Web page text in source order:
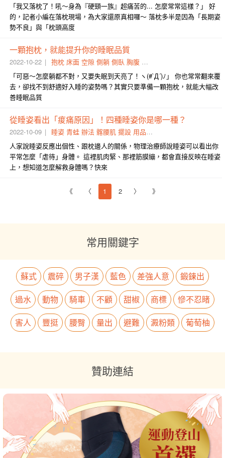
「我又落枕了！吼～身為『硬頸一族』超痛苦的... 怎麼常常這樣？」 好
的，記者小編在落枕現場，為大家還原真相囉～ 落枕​多半​是因為「長期姿
勢不良」與「枕頭高度
一顆抱枕，就能提升你的睡眠品質
2022-10-22 抱枕 床面 空隙 側躺 側臥 胸腹 圓筒狀
「可惡～怎麼躺都不對，又要失眠到天亮了！ヽ(#`Д´)ﾉ」 你也常常翻來覆
去，卻找不到舒適好入睡的姿勢嗎？其實只要準備一顆抱枕，就能大幅改
善睡眠品質
從睡姿看出「痠痛原因」！四種睡姿你是哪一種？
2022-10-09 睡姿 青蛙 辦法 髂腰肌 擺設 用品 左轉
人家說睡姿反應出個性、跟枕邊人的關係，物理治療師說睡姿可以看出你
平常怎麼「虐待」身體。 這裡肌肉緊、那裡筋膜繃，都會直接反映在睡姿
上，想知道怎麼解救身體嗎？快來
《 〈 1 2 〉 》
常用關鍵字
蘇式 震碎 男子漢 藍色 差強人意
鍛鍊出
過水
動物 騎車 不顧 甜椒 商標
慘不忍睹
害人
豐挺 腰臀 量出 避難 澱粉類 葡萄柚
贊助連結